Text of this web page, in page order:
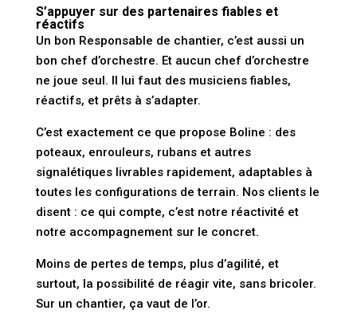
S’appuyer sur des partenaires fiables et
réactifs
Un bon Responsable de chantier, c’est aussi un
bon chef d’orchestre. Et aucun chef d’orchestre
ne joue seul. Il lui faut des musiciens fiables,
réactifs, et prêts à s’adapter.
C’est exactement ce que propose Boline : des
poteaux, enrouleurs, rubans et autres
signalétiques livrables rapidement, adaptables à
toutes les configurations de terrain. Nos clients le
disent : ce qui compte, c’est notre réactivité et
notre accompagnement sur le concret.
Moins de pertes de temps, plus d’agilité, et
surtout, la possibilité de réagir vite, sans bricoler.
Sur un chantier, ça vaut de l’or.